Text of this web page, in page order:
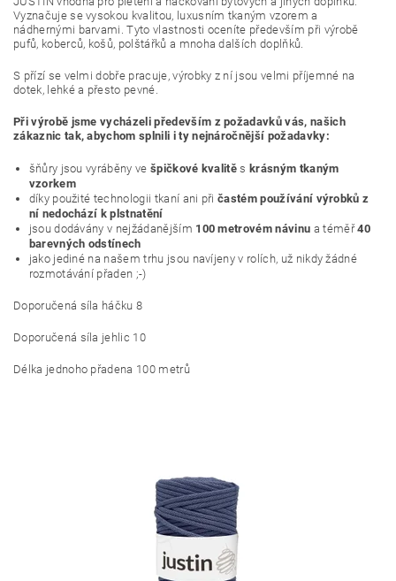
Vyznačuje se vysokou kvalitou, luxusním tkaným vzorem a
nádhernými barvami. Tyto vlastnosti oceníte především při výrobě
pufů, koberců, košů, polštářků a mnoha dalších doplňků.
S přízí se velmi dobře pracuje, výrobky z ní jsou velmi příjemné na
dotek, lehké a přesto pevné.
Při výrobě jsme vycházeli především z požadavků vás, našich
zákaznic tak, abychom splnili i ty nejnáročnější požadavky:
šňůry jsou vyráběny ve špičkové kvalitě s krásným tkaným
vzorkem
díky použité technologii tkaní ani přičastém používání výrobků z
ní nedochází k plstnatění
jsou dodávány v nejžádanějším 100 metrovém návinu a téměř40
barevných odstínech
jako jediné na našem trhu jsou navíjeny v rolích, už nikdy žádné
rozmotávání přaden ;-)
Doporučená síla háčku 8
Doporučená síla jehlic 10
Délka jednoho přadena 100 metrů